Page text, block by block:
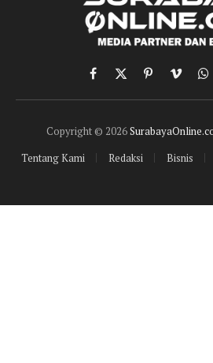
Facebook
X
(Twitter)
PinterestVimeo
Copyright © 2026
Tentang Kami
Redaksi Bisnis